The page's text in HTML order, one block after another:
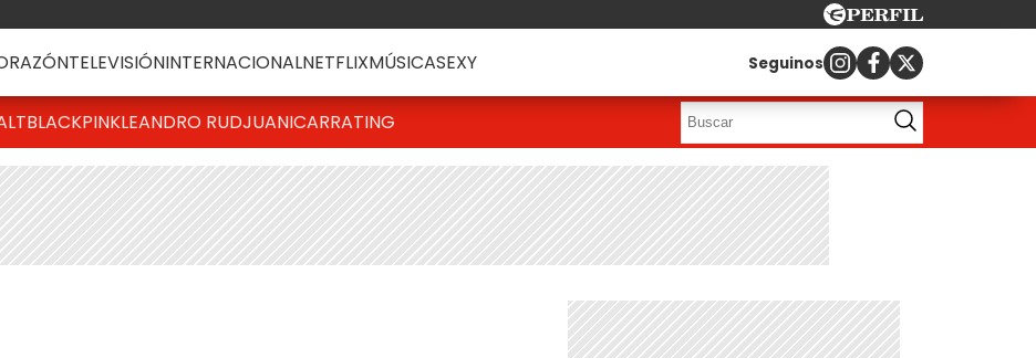
TELEVISIÓNINTERNACIONALNETFLIXMÚSICASEXY Seguinos
BLACKPINKLEANDRO RUDJUANICARRATING